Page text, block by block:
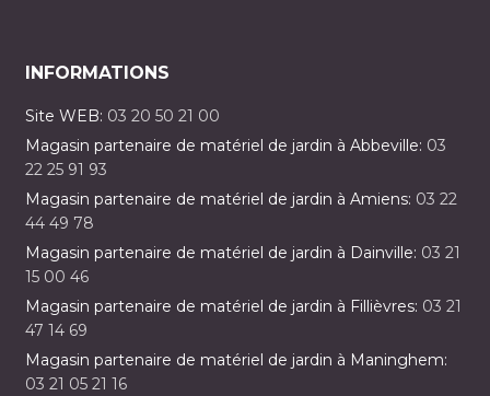
INFORMATIONS
Site WEB: 03 20 50 21 00
Magasin partenaire de matériel de jardin à Abbeville: 03
22 25 91 93
Magasin partenaire de matériel de jardin à Amiens: 03 22
44 49 78
Magasin partenaire de matériel de jardin à Dainville: 03 21
15 00 46
Magasin partenaire de matériel de jardin à Fillièvres: 03 21
47 14 69
Magasin partenaire de matériel de jardin à Maninghem:
03 21 05 21 16